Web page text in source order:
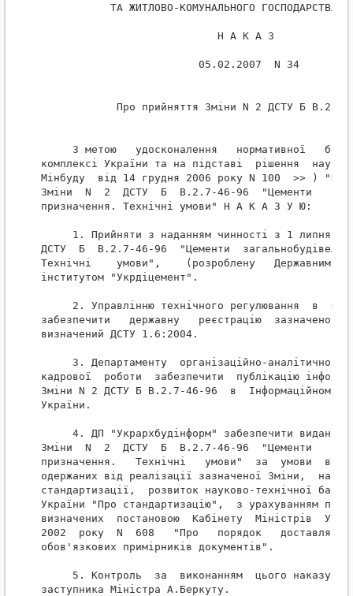
ТА ЖИТЛОВО-КОМУНАЛЬНОГО ГОСПОДАРСТВА
                            Н А К А З
                         05.02.2007  N 34
Про прийняття Зміни N 2 ДСТУ Б В.2.7-
З метою   удосконалення   нормативної
комплексі України та на підставі  рішення
Мінбуду  від 14 грудня 2006 року N 100  >> ) "Про
Зміни  N  2  ДСТУ  Б  В.2.7-46-96  "Цементи
призначення. Технічні умови" Н А К А З У Ю:
1. Прийняти з наданням чинності з 1 липня
ДСТУ  Б  В.2.7-46-96  "Цементи
Технічні    умови",    (розроблену   Державним
інститутом "Укрдіцемент".
2. Управлінню технічного регулювання  в
забезпечити   державну   реєстрацію  зазначеної
визначений ДСТУ 1.6:2004.
3. Департаменту  організаційно-аналітичного
кадрової  роботи  забезпечити  публікацію
Зміни N 2 ДСТУ Б В.2.7-46-96  в  Iнформаційному
України.
4. ДП "Укрархбудінформ" забезпечити видання
Зміни  N  2  ДСТУ  Б  В.2.7-46-96  "Цементи
призначення.   Технічні   умови"  за  умови
одержаних від реалізації зазначеної Зміни,  на
стандартизації,  розвиток науково-технічної бази
України "Про стандартизацію",  з урахуванням
визначених  постановою  Кабінету  Міністрів
2002  року  N  608   "Про   порядок   доставляння
обов'язкових примірників документів".
5. Контроль  за  виконанням  цього наказу
заступника Міністра А.Беркуту.